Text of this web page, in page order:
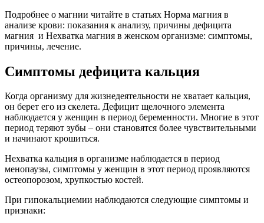
Подробнее о магнии читайте в статьях Норма магния в
анализе крови: показания к анализу, причины дефицита
магния и Нехватка магния в женском организме: симптомы,
причины, лечение.
Симптомы дефицита кальция
Когда организму для жизнедеятельности не хватает кальция,
он берет его из скелета. Дефицит щелочного элемента
наблюдается у женщин в период беременности. Многие в этот
период теряют зубы – они становятся более чувствительными
и начинают крошиться.
Нехватка кальция в организме наблюдается в период
менопаузы, симптомы у женщин в этот период проявляются
остеопорозом, хрупкостью костей.
При гипокальциемии наблюдаются следующие симптомы и
признаки: